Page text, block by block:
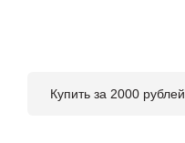
Купить за 2000 рублей